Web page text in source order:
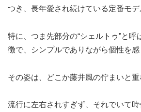
つき、長年愛され続けている定番モデ
特に、つま先部分の“シェルトゥ”と呼
徴で、シンプルでありながら個性を感
その姿は、どこか藤井風の佇まいと重
流行に左右されすぎず、それでいて